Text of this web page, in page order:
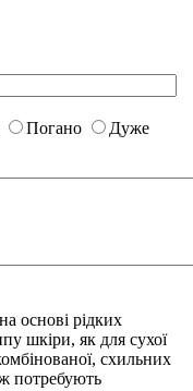
Погано
Дуже
основі рідких
шкіри, як для сухої
схильних
потребують